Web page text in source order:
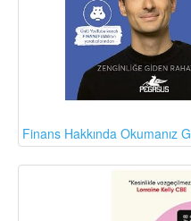
Finans Hakkında Okumanız